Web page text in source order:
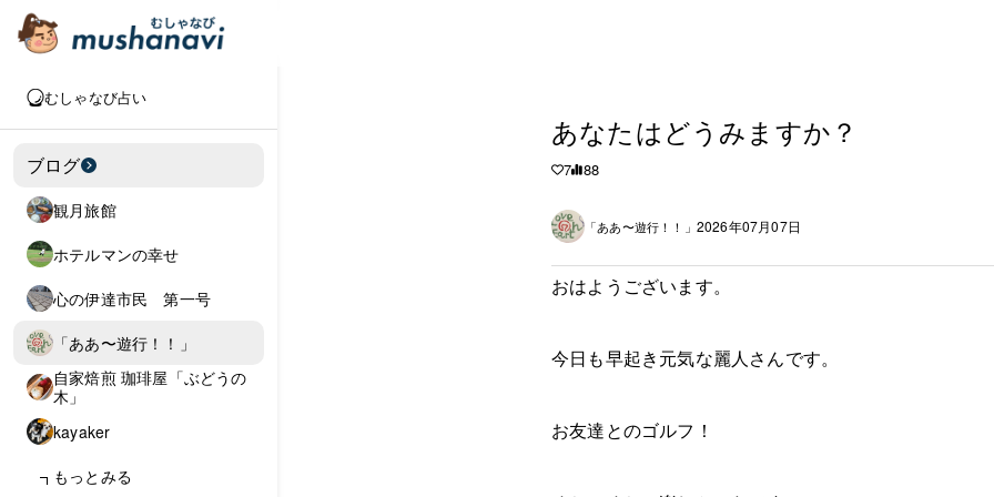
むしゃなび占い
ブログ
観月旅館
ホテルマンの幸せ
心の伊達市民 第一号
「ああ〜遊行！！」
自家焙煎 珈琲屋「ぶどうの
木」
kayaker
もっとみる
あなたはどうみますか？
7 88
「ああ〜遊行！！」 2026年07月07日
おはようございます。
今日も早起き元気な麗人さんです。
お友達とのゴルフ！